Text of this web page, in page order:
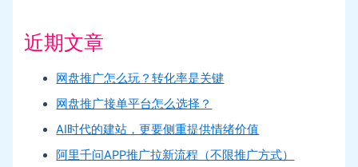
近期文章
网盘推广怎么玩？转化率是关键
网盘推广接单平台怎么选择？
AI时代的建站，更要侧重提供情绪价值
阿里千问APP推广拉新流程（不限推广方式）